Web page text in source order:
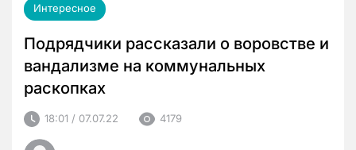
Интересное
Подрядчики рассказали о воровстве и
вандализме на коммунальных
раскопках
18:01 / 07.07.22 4179